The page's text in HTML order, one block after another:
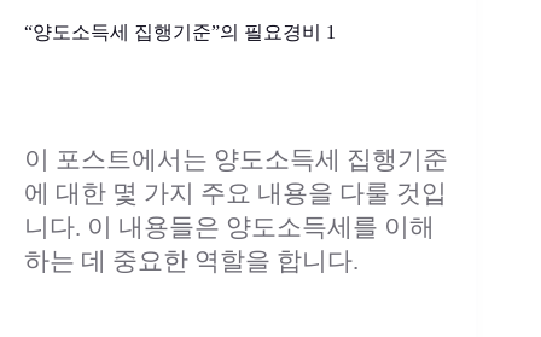
“양도소득세 집행기준”의 필요경비 1
이 포스트에서는 양도소득세 집행기준
에 대한 몇 가지 주요 내용을 다룰 것입
니다. 이 내용들은 양도소득세를 이해
하는 데 중요한 역할을 합니다.